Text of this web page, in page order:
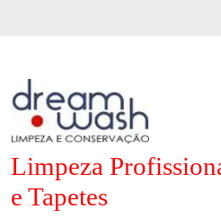
Limpeza
e Tapetes